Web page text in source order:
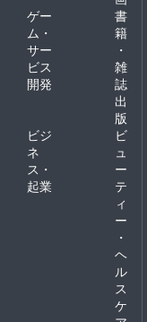
ゲー
ム・
サー
ビス
開発
書
籍
・
雑
誌
出
版
ビジ
ネ
ス・
起業
ビ
ュ
ー
テ
ィ
ー
・
ヘ
ル
ス
ケ